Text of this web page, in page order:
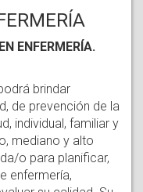
ENFERMERÍA.
brindar
de prevención de la
individual, familiar y
mediano y alto
o para planificar,
enfermería,